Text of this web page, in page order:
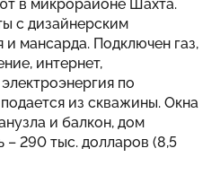
в микрорайоне Шахта.
с дизайнерским
и мансарда. Подключен газ,
интернет,
по
из скважины. Окна
и балкон, дом
290 тыс. долларов (8,5